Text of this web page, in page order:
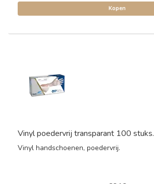
Kopen
Vinyl poedervrij transparant 100 stuks.
Vinyl handschoenen, poedervrij.